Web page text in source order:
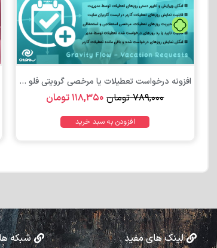
تومان
افزونه درخواست تعطیلات یا مرخصی گرویتی فلو |...
۷۸۹,۰۰۰ تومان ۱۱۸,۳۵۰تومان
افزودن به سبد خرید
لینک های مفید شبکه